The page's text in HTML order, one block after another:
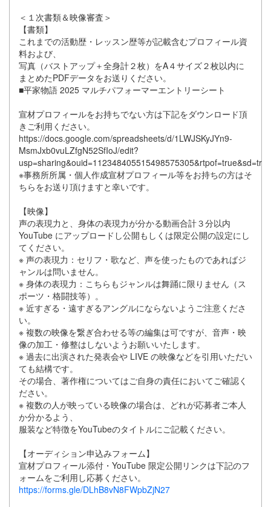
＜１次書類＆映像審査＞
【書類】
これまでの活動歴・レッスン歴等が記載含むプロフィール資
料および、
写真（バストアップ＋全身計２枚）をA４サイズ２枚以内に
まとめたPDFデータをお送りください。
■平家物語 2025 マルチパフォーマーエントリーシート
宣材プロフィールをお持ちでない方は下記をダウンロード頂
きご利用ください。
https://docs.google.com/spreadsheets/d/1LWJSKyJYn9-
MsmJxb0vuLZfgN52SfIoJ/edit?
usp=sharing&ouid=112348405515498575305&rtpof=true&sd=true
※事務所所属・個人作成宣材プロフィール等をお持ちの方はそ
ちらをお送り頂けますと幸いです。
【映像】
声の表現力と、身体の表現力が分かる動画合計３分以内
YouTube にアップロードし公開もしくは限定公開の設定にし
てください。
※ 声の表現力：セリフ・歌など、声を使ったものであればジ
ャンルは問いません。
※ 身体の表現力：こちらもジャンルは舞踊に限りません（ス
ポーツ・格闘技等）。
※ 近すぎる・遠すぎるアングルにならないようご注意くださ
い。
※ 複数の映像を繋ぎ合わせる等の編集は可ですが、音声・映
像の加工・修整はしないようお願いいたします。
※ 過去に出演された発表会や LIVE の映像などを引用いただい
ても結構です。
その場合、著作権についてはご自身の責任においてご確認く
ださい。
※ 複数の人が映っている映像の場合は、どれが応募者ご本人
か分かるよう、
服装など特徴をYouTubeのタイトルにご記載ください。
【オーディション申込みフォーム】
宣材プロフィール添付・YouTube 限定公開リンクは下記のフ
ォームをご利用し応募ください。
https://forms.gle/DLhB8vN8FWpbZjN27